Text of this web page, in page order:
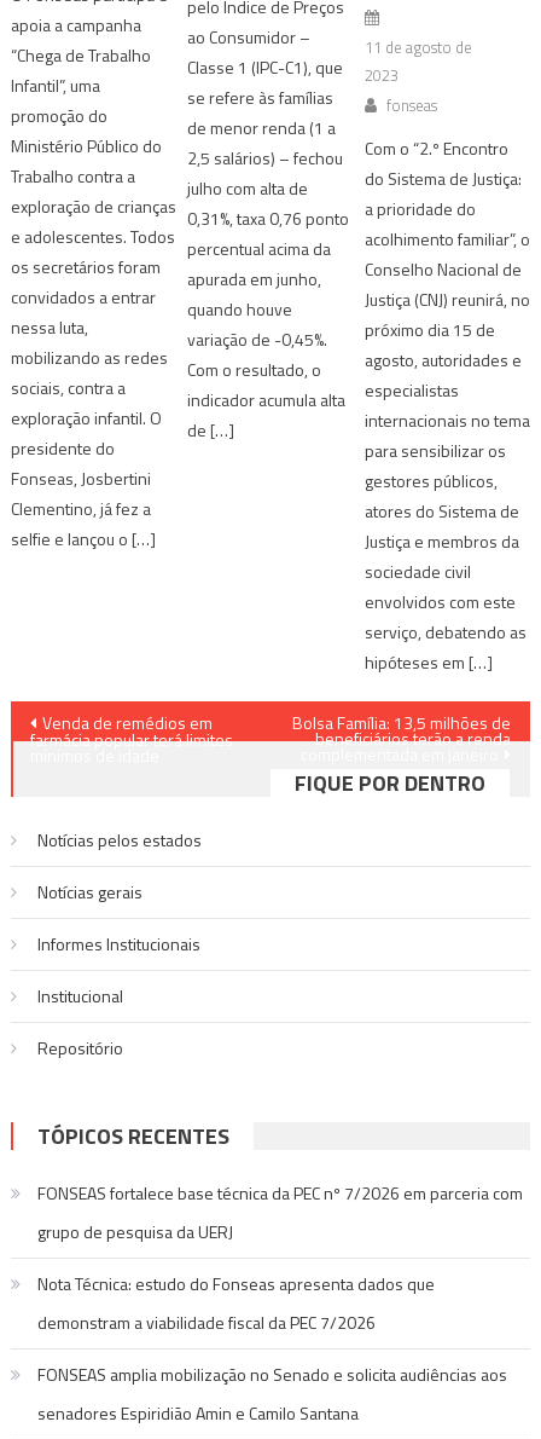
apoia a campanha
“Chega de Trabalho
Infantil”, uma
promoção do
Ministério Público do
Trabalho contra a
exploração de crianças
e adolescentes. Todos
os secretários foram
convidados a entrar
nessa luta,
mobilizando as redes
sociais, contra a
exploração infantil. O
presidente do
Fonseas, Josbertini
Clementino, já fez a
selfie e lançou o […]
pelo Índice de Preços
ao Consumidor –
Classe 1 (IPC-C1), que
se refere às famílias
de menor renda (1 a
2,5 salários) – fechou
julho com alta de
0,31%, taxa 0,76 ponto
percentual acima da
apurada em junho,
quando houve
variação de -0,45%.
Com o resultado, o
indicador acumula alta
de […]
11 de agosto de
2023
fonseas
Com o “2.º Encontro
do Sistema de Justiça:
a prioridade do
acolhimento familiar”, o
Conselho Nacional de
Justiça (CNJ) reunirá, no
próximo dia 15 de
agosto, autoridades e
especialistas
internacionais no tema
para sensibilizar os
gestores públicos,
atores do Sistema de
Justiça e membros da
sociedade civil
envolvidos com este
serviço, debatendo as
hipóteses em […]
Navegação
Venda de remédios em
farmácia popular terá limites
Bolsa Família: 13,5 milhões de
beneficiários terão a renda
FIQUE POR DENTRO
Notícias pelos estados
Notí­cias gerais
Informes Institucionais
Institucional
Repositório
TÓPICOS RECENTES
FONSEAS fortalece base técnica da PEC nº 7/2026 em parceria com
grupo de pesquisa da UERJ
Nota Técnica: estudo do Fonseas apresenta dados que
demonstram a viabilidade fiscal da PEC 7/2026
FONSEAS amplia mobilização no Senado e solicita audiências aos
senadores Espiridião Amin e Camilo Santana